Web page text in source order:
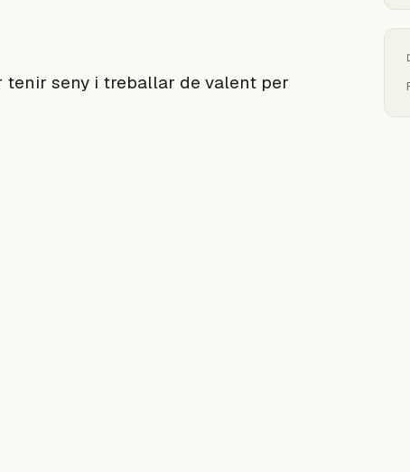
tenir seny i treballar de valent per